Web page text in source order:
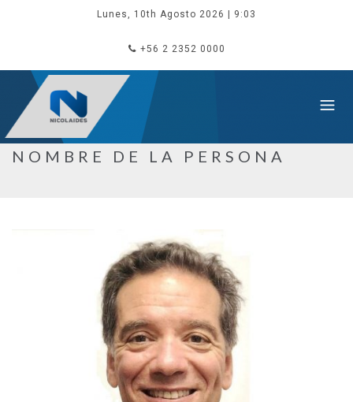
Lunes, 10th Agosto 2026 | 9:03
+56 2 2352 0000
NOMBRE DE LA PERSONA